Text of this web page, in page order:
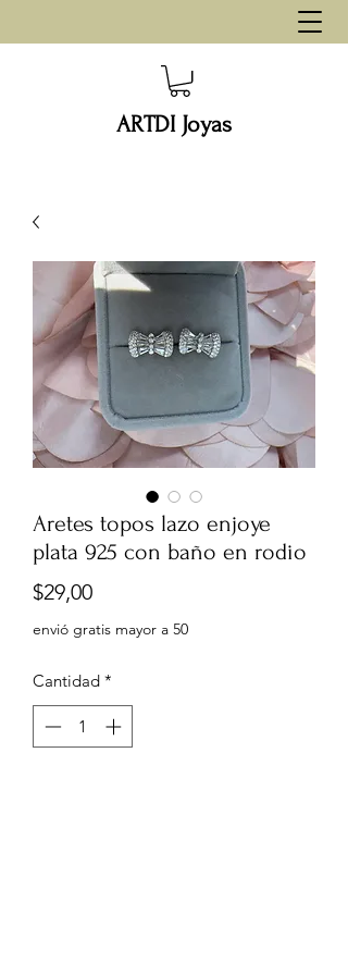
ARTDI Joyas
Aretes topos lazo enjoye
plata 925 con baño en rodio
$29,00Precio
envió gratis mayor a 50
Cantidad *